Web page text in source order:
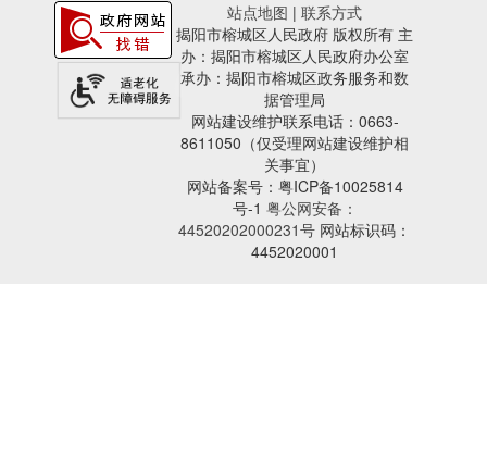
站点地图 |联系方式
揭阳市榕城区人民政府 版权所有 主
办：揭阳市榕城区人民政府办公室
承办：揭阳市榕城区政务服务和数
据管理局
网站建设维护联系电话：0663-
8611050（仅受理网站建设维护相
关事宜）
网站备案号：粤ICP备10025814
号-1 粤公网安备：
44520202000231号 网站标识码：
4452020001